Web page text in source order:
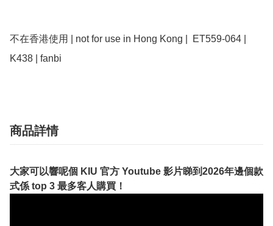
不在香港使用 | not for use in Hong Kong |  ET559-064 |
K438 | fanbi
商品詳情
大家可以響呢個 KIU 官方 Youtube 影片睇到2026年邊個款
式係 top 3 最多客人購買！